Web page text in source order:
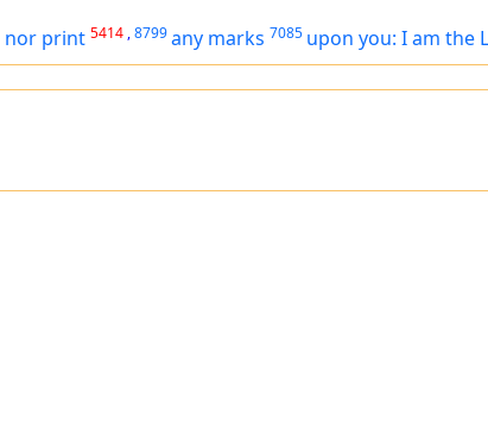
nor print 5414 ,8799any marks 7085 upon you: Iam the